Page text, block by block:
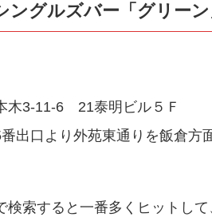
ングルズバー「グリーン
木3-11-6 21泰明ビル５Ｆ
出口より外苑東通りを飯倉
検索すると一番多くヒットし